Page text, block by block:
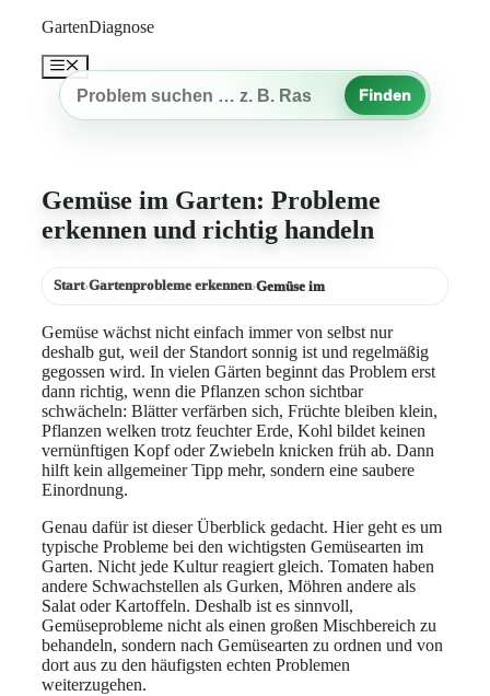
springen
GartenDiagnose
Menü
Gartenproblem
suchen
Finden
Gemüse im Garten: Probleme
erkennen und richtig handeln
Start›Gartenprobleme erkennen›Gemüse im
Gemüse wächst nicht einfach immer von selbst nur
deshalb gut, weil der Standort sonnig ist und regelmäßig
gegossen wird. In vielen Gärten beginnt das Problem erst
dann richtig, wenn die Pflanzen schon sichtbar
schwächeln: Blätter verfärben sich, Früchte bleiben klein,
Pflanzen welken trotz feuchter Erde, Kohl bildet keinen
vernünftigen Kopf oder Zwiebeln knicken früh ab. Dann
hilft kein allgemeiner Tipp mehr, sondern eine saubere
Einordnung.
Genau dafür ist dieser Überblick gedacht. Hier geht es um
typische Probleme bei den wichtigsten Gemüsearten im
Garten. Nicht jede Kultur reagiert gleich. Tomaten haben
andere Schwachstellen als Gurken, Möhren andere als
Salat oder Kartoffeln. Deshalb ist es sinnvoll,
Gemüseprobleme nicht als einen großen Mischbereich zu
behandeln, sondern nach Gemüsearten zu ordnen und von
dort aus zu den häufigsten echten Problemen
weiterzugehen.